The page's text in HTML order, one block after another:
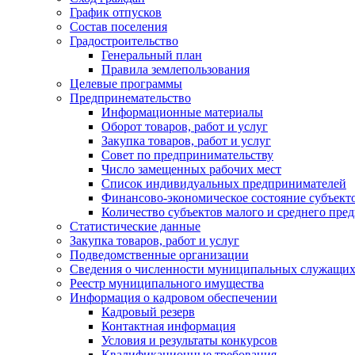
График отпусков
Состав поселения
Градостроительство
Генеральный план
Правила землепользования
Целевые программы
Предпринемательство
Информационные материалы
Оборот товаров, работ и услуг
Закупка товаров, работ и услуг
Совет по предпринимательству
Число замещенных рабочих мест
Список индивидуальных предпринимателей
Финансово-экономическое состояние
Количество субъектов малого и среднего
Статистические данные
Закупка товаров, работ и услуг
Подведомственные организации
Сведения о численности муниципальных
Реестр муниципального имущества
Информация о кадровом обеспечении
Кадровый резерв
Контактная информация
Условия и результаты конкурсов